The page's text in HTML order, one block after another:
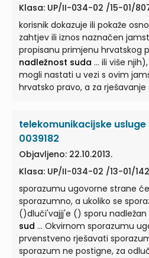
Klasa: UP/II-034-02 /15-01/
korisnik dokazuje ili pokaže
zahtjev ili iznos naznačen
propisanu primjenu hrvatskog
nadležnost suda ... ili više njih), na sve sporove koji bi
mogli nastati u vezi s ovim
hrvatsko pravo, a za
da se primjenjuje hrvatsko
nadležan
ili pokaže osnove ili razloge za
naznačen jamstvom““ te
hrvatskog prava niti stvarnu
telekomunikacijske usluge
0039182
Objavljeno: 22.10.2013.
Klasa: UP/II-034-02 /13-01/
sporazumu ugovorne strane
sporazumno, a ukoliko se
()dluči'vajjj'e () sporu nadležan
sud ... Okvirnom sporazumu ugovorne strane će
prvenstveno rješavati
sporazum ne postigne, za